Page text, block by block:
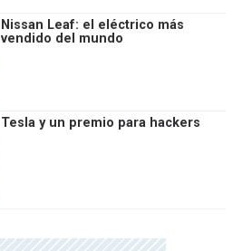
Nissan Leaf: el eléctrico más
vendido del mundo
Tesla y un premio para hackers